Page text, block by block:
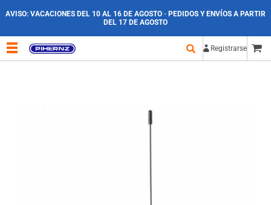
AVISO: VACACIONES DEL 10 AL 16 DE AGOSTO · PEDIDOS Y ENVÍOS A PARTIR
DEL 17 DE AGOSTO
Registrarse